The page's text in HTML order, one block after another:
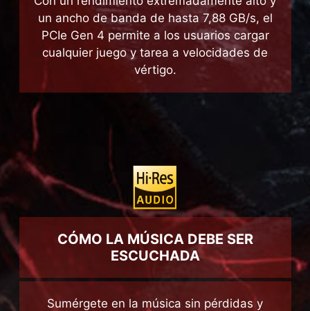
Con un rendimiento extremadamente alto y
un ancho de banda de hasta 7,88 GB/s, el
PCIe Gen 4 permite a los usuarios cargar
cualquier juego y tarea a velocidades de
CÓMO LA MÚSICA DEBE SER
ESCUCHADA